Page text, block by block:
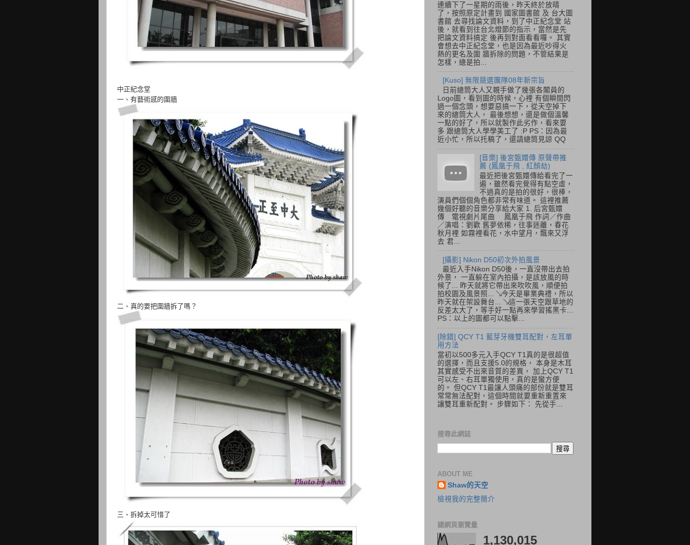
中正紀念堂
一、有藝術感的圍牆
二、真的要把圍牆拆了嗎？
三、拆掉太可惜了
連續下了一星期的雨後，昨天終於放晴
了，按照原定計畫到 國家圖書館 及 台大圖
書館 去尋找論文資料，到了中正紀念堂 站
後，就看到往台北燈節的指示，當然是先
把論文資料搞定 後再到對面看看囉。 其實
會想去中正紀念堂，也是因為最近吵得火
熱的更名及圍 牆拆除的問題，不管結果是
怎樣，總是拍...
[Kuso] 無限競選團隊08年新宗旨
日前總筒大人又親手做了幾張各閣員的
Logo圖，看到圖的時候，心裡 有個瞬間閃
過一個念頭，想要惡搞一下，從天空掉下
來的總筒大人， 最後想想，還是做個溫馨
一點的好了，所以就製作此劣作，看來要
多 跟總筒大人學學美工了 :P PS：因為最
近小忙，所以托稿了，還請總筒見諒 QQ
[音樂] 後宮甄嬛傳 原聲帶推
薦 (鳳凰于飛 , 紅顏劫)
最近把後宮甄嬛傳給看完了一
遍，雖然看完覺得有點空虛，
不過真的是拍的很好，很棒，
演員們個個角色都非常有味道。 這裡推薦
幾個好聽的音樂分享給大家 1. 后宮甄嬛
傳 電視劇片尾曲 鳳凰于飛 作詞／作曲
／演唱：劉歡 舊夢依稀，往事迷離，春花
秋月裡 如霧裡看花，水中望月，飄來又浮
去 君...
[攝影] Nikon D50初次外拍風景
最近入手Nikon D50後，一直沒帶出去拍
外景， 一直躲在室內拍攝，是該放風的時
候了... 昨天就將它帶出來吹吹風，順便拍
拍校園及風景照... ↘今天是畢業典禮，所以
昨天就在架設舞台... ↘這一張天空跟草地的
反差太大了，等手好一點再來學習搖黑卡...
PS：以上的圖都可以點擊...
[除錯] QCY T1 藍芽牙機雙耳配對，左耳單
用方法
當初以500多元入手QCY T1真的是很超值
的選擇，而且支援5.0的規格， 本身是木耳
其實感受不出來音質的差異， 加上QCY T1
可以左、右耳單獨使用，真的是蠻方便
的。 但QCY T1最讓人頭痛的部份就是雙耳
常常無法配對，這個時間就要重新重置來
讓雙耳重新配對。 步驟如下： 先從手...
搜尋此網誌
ABOUT ME
Shaw的天空
檢視我的完整簡介
總網頁瀏覽量
1,130,015